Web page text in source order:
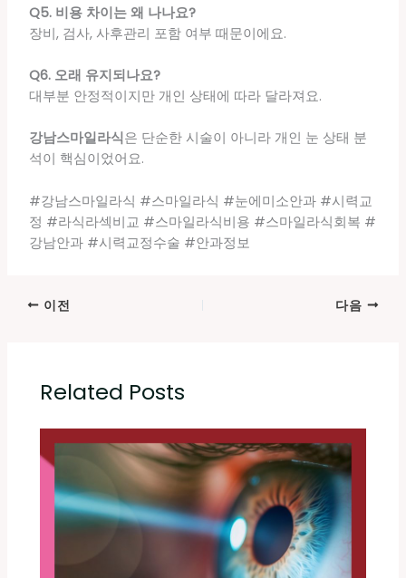
Q5. 비용 차이는 왜 나나요?
장비, 검사, 사후관리 포함 여부 때문이에요.
Q6. 오래 유지되나요?
대부분 안정적이지만 개인 상태에 따라 달라져요.
강남스마일라식은 단순한 시술이 아니라 개인 눈 상태 분
석이 핵심이었어요.
#강남스마일라식 #스마일라식 #눈에미소안과 #시력교
정 #라식라섹비교 #스마일라식비용 #스마일라식회복 #
강남안과 #시력교정수술 #안과정보
이전 다음
Related Posts